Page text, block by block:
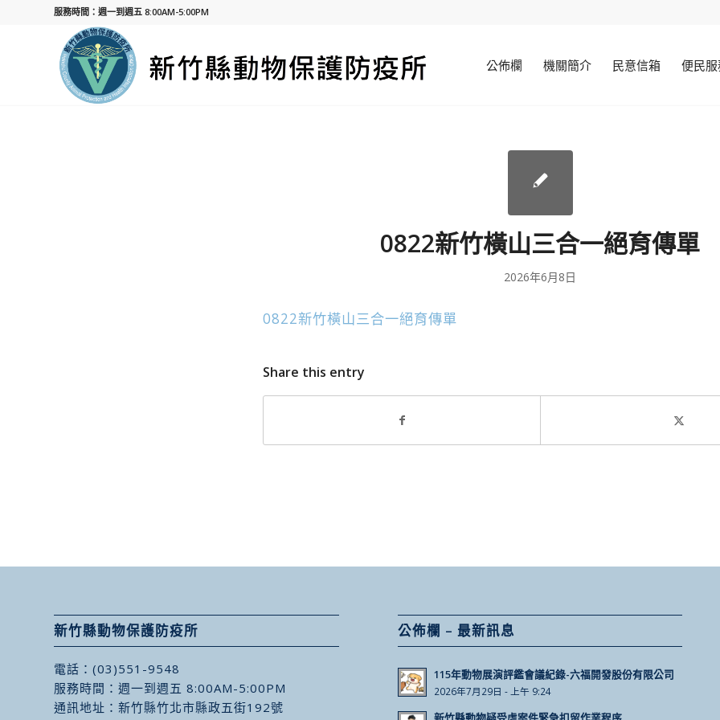
服務時間：週一到週五 8:00AM-5:00PM
公佈欄 機關簡介 民意信箱 便民
0822新竹橫山三合一絕育傳單
2026年6月8日
0822新竹橫山三合一絕育傳單
Share this entry
新竹縣動物保護防疫所
電話： (03)551-9548
服務時間：週一到週五 8:00AM-5:00PM
通訊地址： 新竹縣竹北市縣政五街192號
公佈欄 – 最新訊息
115年動物展演評鑑會議紀錄-六福開發股份有限公司
2026年7月29日 - 上午 9:24